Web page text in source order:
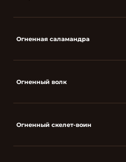
Огненная саламандра
Огненный волк
Огненный скелет-воин